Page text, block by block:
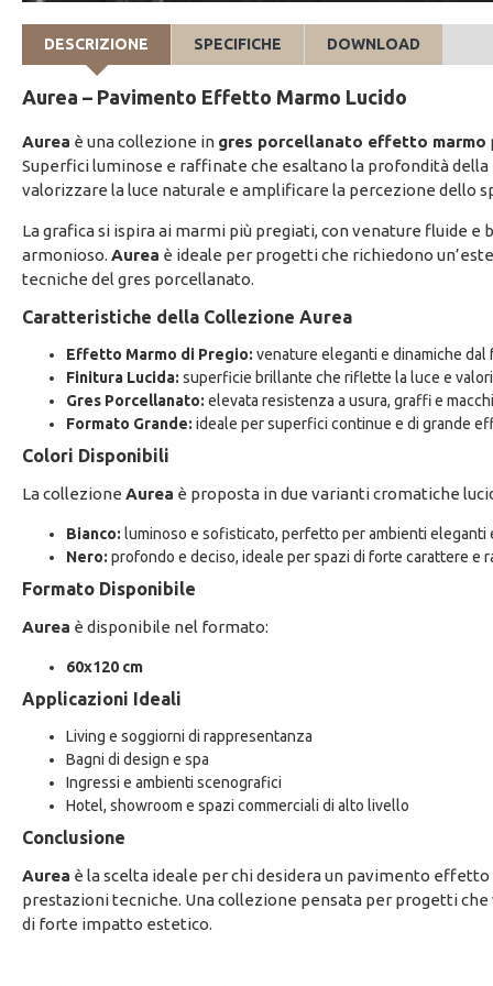
DESCRIZIONE SPECIFICHE DOWNLOAD
Aurea – Pavimento Effetto Marmo Lucido
Aurea è una collezione in gres porcellanato effetto marmo
Superfici luminose e raffinate che esaltano la profondità
valorizzare la luce naturale e amplificare la percezione dello
La grafica si ispira ai marmi più pregiati, con venature fluide
armonioso. Aurea è ideale per progetti che richiedono
tecniche del gres porcellanato.
Caratteristiche della Collezione Aurea
Effetto Marmo di Pregio: venature eleganti e dinamiche dal
Finitura Lucida: superficie brillante che riflette la luce e
Gres Porcellanato: elevata resistenza a usura, graffi e
Formato Grande: ideale per superfici continue e di grande
Colori Disponibili
La collezione Aurea è proposta in due varianti cromatiche
Bianco: luminoso e sofisticato, perfetto per ambienti eleganti
Nero: profondo e deciso, ideale per spazi di forte carattere e
Formato Disponibile
Aurea è disponibile nel formato:
60x120 cm
Applicazioni Ideali
Living e soggiorni di rappresentanza
Bagni di design e spa
Ingressi e ambienti scenografici
Hotel, showroom e spazi commerciali di alto livello
Conclusione
Aurea è la scelta ideale per chi desidera un pavimento
prestazioni tecniche. Una collezione pensata per progetti
di forte impatto estetico.